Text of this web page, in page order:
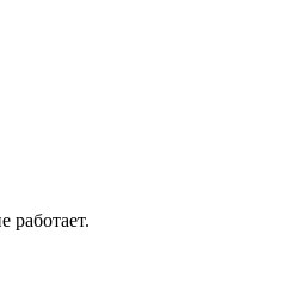
работает.